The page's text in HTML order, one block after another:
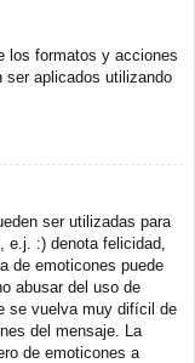
los formatos y acciones
ser aplicados utilizando
ser utilizadas para
e.j. :) denota felicidad,
de emoticones puede
abusar del uso de
se vuelva muy difícil de
del mensaje. La
de emoticones a